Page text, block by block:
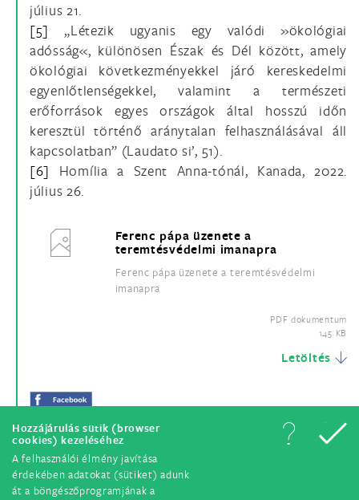
Hozzájárulás sütik (browser
cookies) kezeléséhez
A felhasználói élmény javítása
érdekében adatokat (sütiket) adunk
át a böngészőprogramjának a
július 21.
[5] „Létezik ugyanis egy valódi »ökológiai
adósság«, különösen Észak és Dél között, amely
ökológiai következményekkel járó kereskedelmi
egyenlőtlenségekkel, valamint a természeti
erőforrások egyes országok által hosszú időn
keresztül történő aránytalan felhasználásával áll
kapcsolatban” (Laudato si’, 51).
[6] Homília a Szent Anna-tónál, Kanada, 2022.
július 26.
Ferenc pápa üzenete a
teremtésvédelmi imanapra
Ferenc pápa üzenete a teremtésvédelmi
imanapra
PDF dokumentum
145 KB
Letöltés